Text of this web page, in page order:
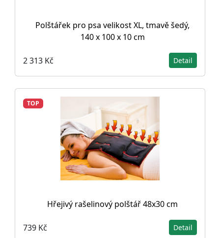
Polštářek pro psa velikost XL, tmavě šedý,
140 x 100 x 10 cm
2 313 Kč Detail
TOP
Hřejivý rašelinový polštář 48x30 cm
739 Kč Detail